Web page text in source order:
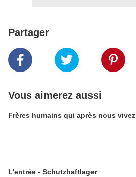
Partager
Vous aimerez aussi
Frères humains qui après nous vivez
L'entrée - Schutzhaftlager